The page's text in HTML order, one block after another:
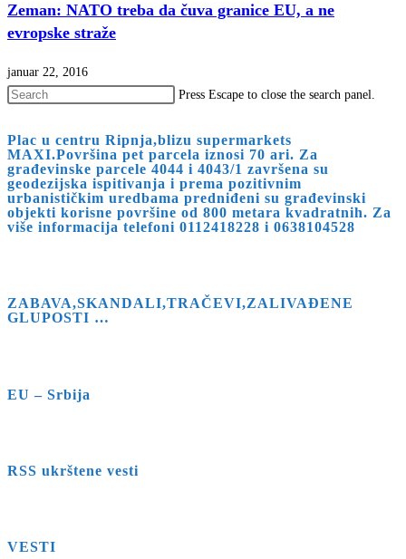
Zeman: NATO treba da čuva granice EU, a ne
evropske straže
januar 22, 2016
Press Escape to close the search panel.
Plac u centru Ripnja,blizu supermarkets
MAXI.Površina pet parcela iznosi 70 ari. Za
građevinske parcele 4044 i 4043/1 završena su
geodezijska ispitivanja i prema pozitivnim
urbanističkim uredbama predniđeni su građevinski
objekti korisne površine od 800 metara kvadratnih. Za
više informacija telefoni 0112418228 i 0638104528
ZABAVA,SKANDALI,TRAČEVI,ZALIVAĐENE
GLUPOSTI …
EU – Srbija
RSS ukrštene vesti
VESTI